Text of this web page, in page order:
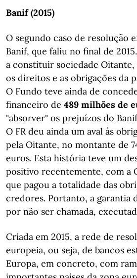
Banif (2015)
O segundo caso de resolução
Banif, que faliu no final de
a constituir sociedade Oitante,
os direitos e as obrigações da
O Fundo teve ainda de
financeiro de 489 milhões de
"absorver" os prejuízos do
O FR deu ainda um aval às
pela Oitante, no montante de
euros. Esta história teve um
positivo recentemente, com a
que pagou a totalidade das
credores. Portanto, a garantia
por não ser chamada,
Criada em 2015, a rede de
europeia, ou seja, de bancos
Europa, em concreto, com